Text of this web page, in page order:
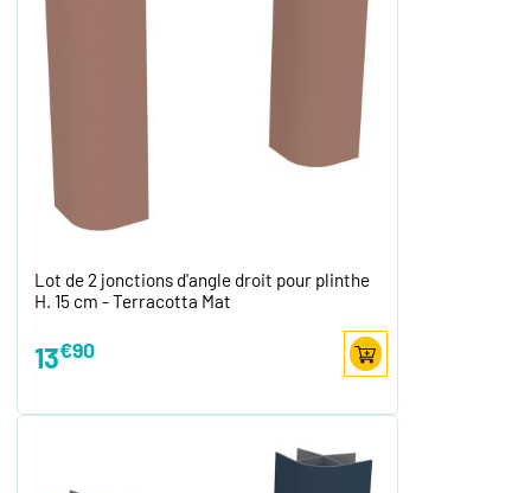
Lot de 2 jonctions d'angle droit pour plinthe
H. 15 cm - Terracotta Mat
13€90